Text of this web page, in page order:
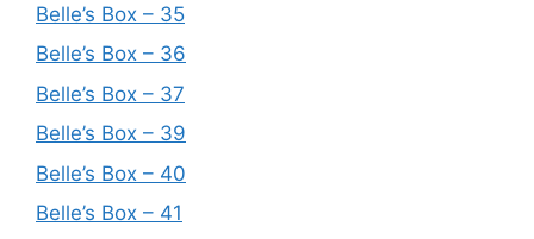
Belle’s Box – 35
Belle’s Box – 36
Belle’s Box – 37
Belle’s Box – 39
Belle’s Box – 40
Belle’s Box – 41